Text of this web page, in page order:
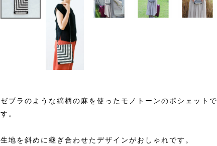
ゼブラのような縞柄の麻を使ったモノトーンのポシェットで
す。
生地を斜めに継ぎ合わせたデザインがおしゃれです。